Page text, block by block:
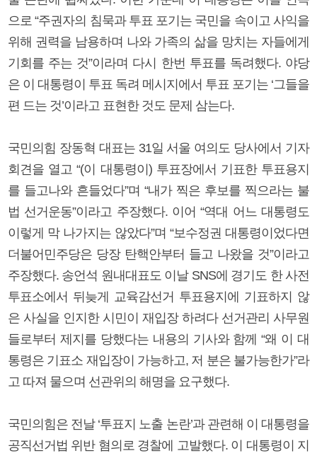
으로 “주권자의 침묵과 투표 포기는 국민을 속이고 사익을
위해 권력을 남용하며 나와 가족의 삶을 망치는 자들에게
기회를 주는 것”이라며 다시 한번 투표를 독려했다. 야당
은 이 대통령이 투표 독려 메시지에서 투표 포기는 ‘그들을
편 드는 것’이라고 표현한 것도 문제 삼는다.
국민의힘 장동혁 대표는 31일 서울 여의도 당사에서 기자
회견을 열고 “(이 대통령이) 투표장에서 기표한 투표용지
를 들고나와 흔들었다”며 “내가 찍은 후보를 찍으라는 불
법 선거운동”이라고 주장했다. 이어 “역대 어느 대통령도
이렇게 막 나가지는 않았다”며 “보수정권 대통령이었다면
더불어민주당은 당장 탄핵안부터 들고 나왔을 것”이라고
주장했다. 송언석 원내대표도 이날 SNS에 경기도 한 사전
투표소에서 뒤늦게 교육감선거 투표용지에 기표하지 않
은 사실을 인지한 시민이 재입장 하려다 선거관리 사무원
들로부터 제지를 당했다는 내용의 기사와 함께 “왜 이 대
통령은 기표소 재입장이 가능하고, 저 분은 불가능한가”라
고 따져 물으며 선관위의 해명을 요구했다.
국민의힘은 전날 ‘투표지 노출 논란’과 관련해 이 대통령을
공직선거법 위반 혐의로 경찰에 고발했다. 이 대통령이 지